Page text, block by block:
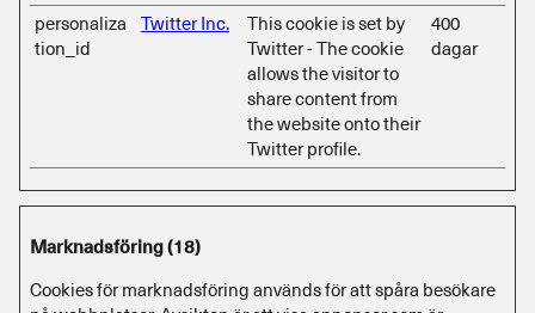
personaliza
tion_id
Twitter Inc.
This cookie is set by
Twitter - The cookie
allows the visitor to
share content from
the website onto their
Twitter profile.
400
dagar
Marknadsföring (18)
Cookies för marknadsföring används för att spåra besökare